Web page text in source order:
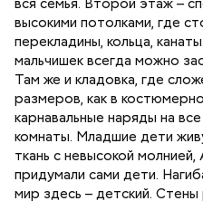
вся семья. Второй этаж –
высокими потолками, где
перекладины, кольца,
мальчишек всегда можно
Там же и кладовка, где
размеров, как в
карнавальные наряды на
комнаты. Младшие дети
ткань с невысокой молнией,
придумали сами дети.
мир здесь – детский. Стены